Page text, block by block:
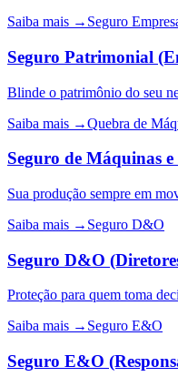
Saiba mais → Seguro
Seguro Patrimonial
Blinde o patrimônio do seu
Saiba mais →Quebra de
Seguro de Máquinas
Sua produção sempre em
Saiba mais → Seguro D&O
Seguro D&O
Proteção para quem toma
Saiba mais → Seguro E&O
Seguro E&O